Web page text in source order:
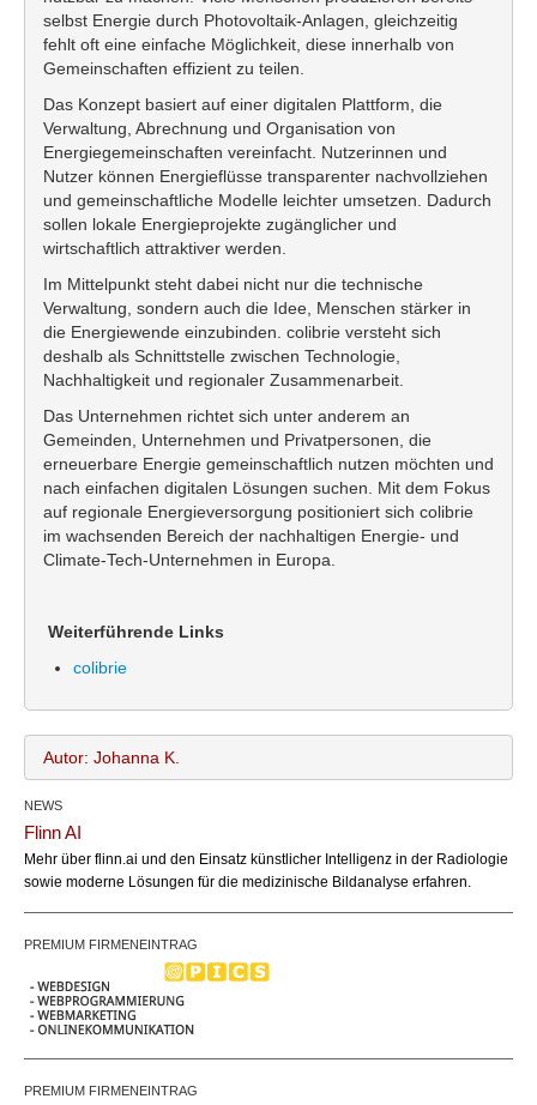
selbst Energie durch Photovoltaik-Anlagen, gleichzeitig
fehlt oft eine einfache Möglichkeit, diese innerhalb von
Gemeinschaften effizient zu teilen.
Das Konzept basiert auf einer digitalen Plattform, die
Verwaltung, Abrechnung und Organisation von
Energiegemeinschaften vereinfacht. Nutzerinnen und
Nutzer können Energieflüsse transparenter nachvollziehen
und gemeinschaftliche Modelle leichter umsetzen. Dadurch
sollen lokale Energieprojekte zugänglicher und
wirtschaftlich attraktiver werden.
Im Mittelpunkt steht dabei nicht nur die technische
Verwaltung, sondern auch die Idee, Menschen stärker in
die Energiewende einzubinden. colibrie versteht sich
deshalb als Schnittstelle zwischen Technologie,
Nachhaltigkeit und regionaler Zusammenarbeit.
Das Unternehmen richtet sich unter anderem an
Gemeinden, Unternehmen und Privatpersonen, die
erneuerbare Energie gemeinschaftlich nutzen möchten und
nach einfachen digitalen Lösungen suchen. Mit dem Fokus
auf regionale Energieversorgung positioniert sich colibrie
im wachsenden Bereich der nachhaltigen Energie- und
Climate-Tech-Unternehmen in Europa.
Weiterführende Links
colibrie
Autor: Johanna K.
Webseite:
NEWS
Flinn AI
Mehr über flinn.ai und den Einsatz künstlicher Intelligenz in der Radiologie
sowie moderne Lösungen für die medizinische Bildanalyse erfahren.
PREMIUM FIRMENEINTRAG
PREMIUM FIRMENEINTRAG